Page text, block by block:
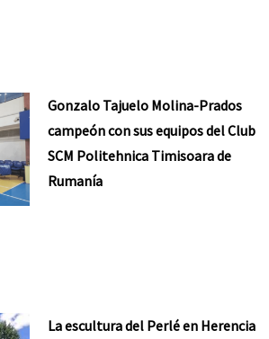
Gonzalo Tajuelo Molina-Prados
campeón con sus equipos del Club
SCM Politehnica Timisoara de
Rumanía
La escultura del Perlé en Herencia